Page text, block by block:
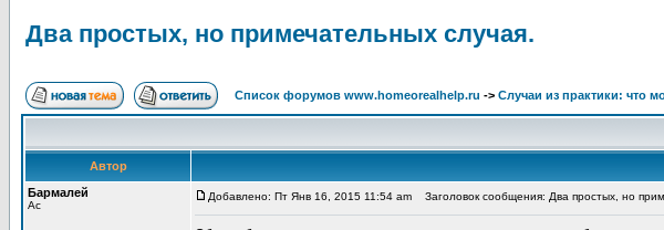
Два простых, но примечательных случая.
Список форумов www.homeorealhelp.ru -> Случаи из практики: что
Автор
Бармалей
Ас
Добавлено: Пт Янв 16, 2015 11:54 am Заголовок сообщения: Два простых, но